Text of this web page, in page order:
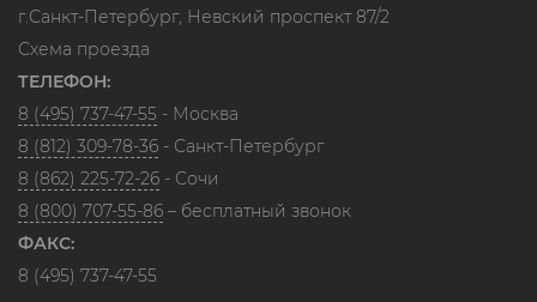
г.Санкт-Петербург, Невский проспект 87/2
Схема проезда
ТЕЛЕФОН:
8 (495) 737-47-55 - Москва
8 (812) 309-78-36 - Санкт-Петербург
8 (862) 225-72-26 - Сочи
8 (800) 707-55-86 – бесплатный звонок
ФАКС:
8 (495) 737-47-55